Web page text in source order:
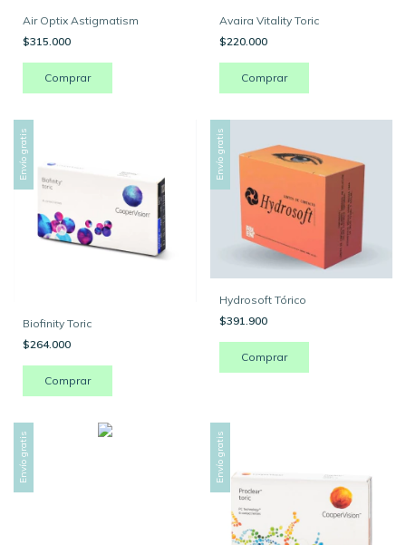
Air Optix Astigmatism
$315.000
Avaira Vitality Toric
$220.000
Envío gratis
Biofinity Toric
$264.000
Envío gratis
Hydrosoft Tórico
$391.900
Comprar
Envío gratis Envío gratis